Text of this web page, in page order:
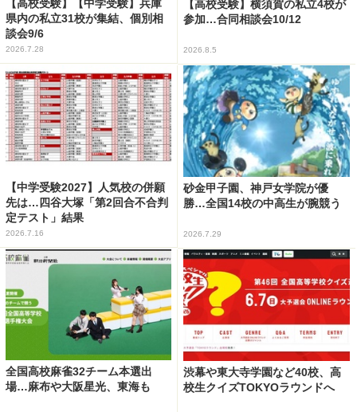
【高校受験】【中学受験】兵庫
県内の私立31校が集結、個別相
談会9/6
2026.7.28
【高校受験】横須賀の私立4校が
参加…合同相談会10/12
2026.8.5
【中学受験2027】人気校の併願
先は…四谷大塚「第2回合不合判
定テスト」結果
2026.7.16
砂金甲子園、神戸女学院が優
勝…全国14校の中高生が腕競う
2026.7.29
全国高校麻雀32チーム本選出
場…麻布や大阪星光、東海も
渋幕や東大寺学園など40校、高
校生クイズTOKYOラウンドへ